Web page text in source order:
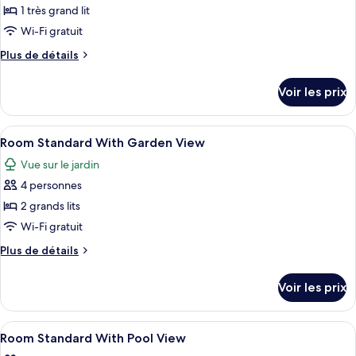
piscine
grands
lits,
piscine
pour
ce
type
de
Room
Standard
With
Garden
View
1 très grand lit
Wi-Fi gratuit
Plus de détails
Plus
le
type
de
Room
Standard
Garden
View
Voir les prix
Afficher
toutes
les
photos
pour
ce
type
de
Room
Standard
With
Coffres-forts dans les chambres,
1
Room Standard With Garden View
Vue sur le jardin
4 personnes
2 grands lits
Wi-Fi gratuit
Plus de détails
Plus
le
type
de
Voir les prix
Afficher
toutes
Coffres-forts dans les chambres,
2
Room Standard With Pool View